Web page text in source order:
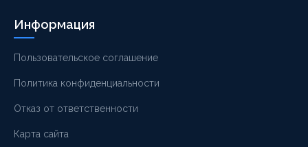
Информация
Пользовательское соглашение
Политика конфиденциальности
Отказ от ответственности
Карта сайта